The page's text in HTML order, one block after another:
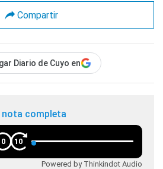
Compartir
Diario de Cuyo en
nota completa
10
Powered by Thinkindot Audio